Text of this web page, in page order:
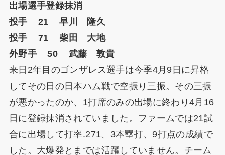
出場選手登録抹消
投手 21 早川 隆久
投手 71 柴田 大地
外野手 50 武藤 敦貴
来日2年目のゴンザレス選手は今季4月9日に昇格
してその日の日本ハム戦で空振り三振。その三振
が悪かったのか、1打席のみの出場に終わり4月16
日に登録抹消されていました。ファームでは21試
合に出場して打率.271、3本塁打、9打点の成績で
した。大爆発とまでは活躍していません。チーム